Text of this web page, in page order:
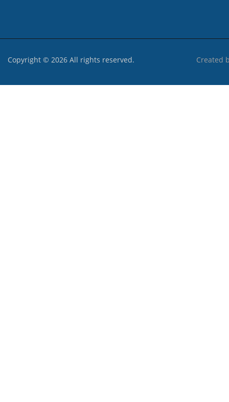
Copyright © 2026 All rights reserved. Created